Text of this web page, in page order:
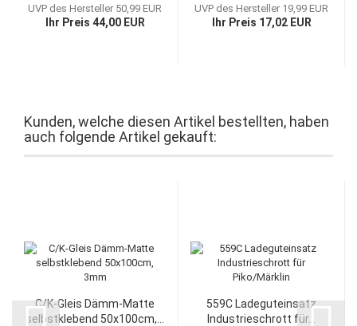
UVP des Hersteller 50,99 EUR
Ihr Preis 44,00 EUR
UVP des Hersteller 19,99 EUR
Ihr Preis 17,02 EUR
Kunden, welche diesen Artikel bestellten, haben
auch folgende Artikel gekauft:
C/K-Gleis Dämm-Matte
selbstklebend 50x100cm,...
559C Ladeguteinsatz
Industrieschrott für...